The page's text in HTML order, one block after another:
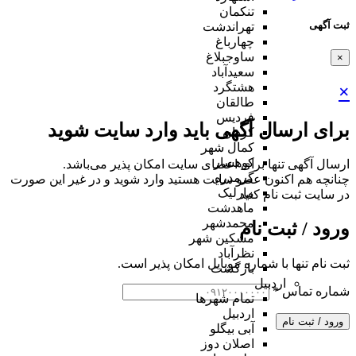
ثبت آگهی
×
×
برای ارسال آگهی باید وارد سایت شوید
ارسال آگهی تنها برای اعضای سایت امکان پذیر می‌باشد.
چنانچه هم‌ اکنون عضو سایت هستید وارد شوید و در غیر این صورت
در سایت ثبت نام کنید
ورود / ثبت نام
ثبت نام تنها با شماره موبایل امکان پذیر است.
شماره تماس*
ورود / ثبت نام
تنکمان
تهراندشت
چهارباغ
ساوجبلاغ
سعیدآباد
هشتگرد
طالقان
فردیس
کردان
کمال شهر
کوهسار
گرمدره
مارلیک
ماهدشت
محمدشهر
مشکین شهر
نظرآباد
بازگشت
اردبیل
تمام شهر‌ها
اردبیل
آبی بیگلو
اصلان دوز